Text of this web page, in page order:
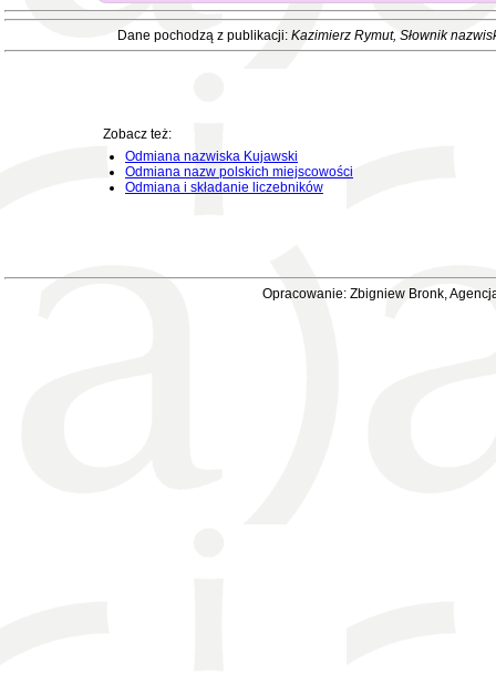
Dane pochodzą z publikacji: Kazimierz Rymut, Słownik
Zobacz też:
Odmiana nazwiska Kujawski
Odmiana nazw polskich miejscowości
Odmiana i składanie liczebników
Opracowanie: Zbigniew Bronk,